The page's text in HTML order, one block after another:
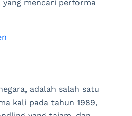
mencari performa
adalah salah satu
kali pada tahun 1989,